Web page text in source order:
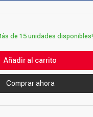
de 15 unidades disponibles!
Añadir al carrito
Comprar ahora